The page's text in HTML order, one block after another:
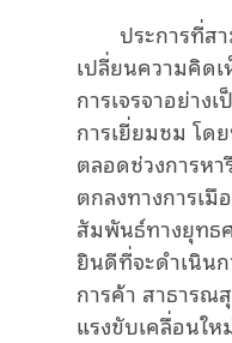
ประการที่ส
เปลี่ยนความคิด
การเจรจาอย่าง
การเยี่ยมชม โด
ตลอดช่วงการห
ตกลงทางการเ
สัมพันธ์ทางยุทธ
ยินดีที่จะดำเนิน
การค้า สาธารณ
แรงขับเคลื่อนใ